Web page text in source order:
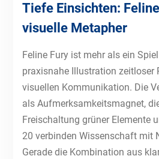
Tiefe Einsichten:
visuelle Metapher
Feline Fury ist mehr als ein
praxisnahe Illustration zeitloser
visuellen Kommunikation. Die
als Aufmerksamkeitsmagnet,
Freischaltung grüner Elemente
20 verbinden Wissenschaft mit
Gerade die Kombination aus